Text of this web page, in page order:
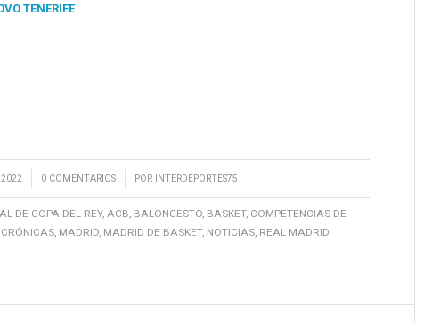
TENERIFE
2022 0 COMENTARIOS
/ POR INTERDEPORTES75
DE COPA DEL REY, ACB BALONCESTO, BASKET, COMPETENCIAS DE
CRÓNICAS, MADRID, MADRID DE BASKET, NOTICIAS, REAL MADRID